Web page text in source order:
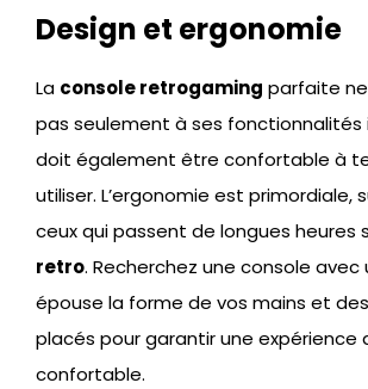
Design et ergonomie
La console retrogaming parfaite
pas seulement à ses fonctionnalités
doit également être confortable à
utiliser. L’ergonomie est primordiale,
ceux qui passent de longues heures
retro. Recherchez une console avec
épouse la forme de vos mains et
placés pour garantir une expérience
confortable.